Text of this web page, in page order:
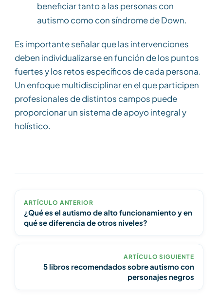
beneficiar tanto a las personas con
autismo como con síndrome de Down.
Es importante señalar que las intervenciones
deben individualizarse en función de los puntos
fuertes y los retos específicos de cada persona.
Un enfoque multidisciplinar en el que participen
profesionales de distintos campos puede
proporcionar un sistema de apoyo integral y
holístico.
ARTÍCULO ANTERIOR
¿Qué es el autismo de alto funcionamiento y en
qué se diferencia de otros niveles?
ARTÍCULO SIGUIENTE
5 libros recomendados sobre autismo con
personajes negros